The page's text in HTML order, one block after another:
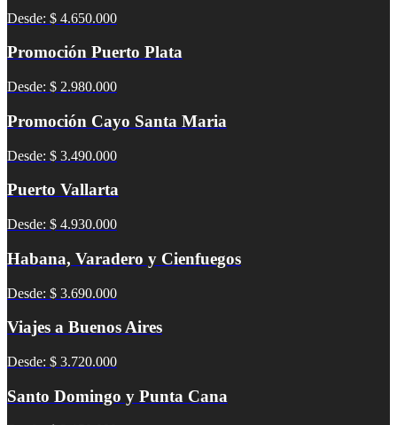
Desde: $ 4.650.000
Promoción Puerto Plata
Desde: $ 2.980.000
Promoción Cayo Santa Maria
Desde: $ 3.490.000
Puerto Vallarta
Desde: $ 4.930.000
Habana, Varadero y Cienfuegos
Desde: $ 3.690.000
Viajes a Buenos Aires
Desde: $ 3.720.000
Santo Domingo y Punta Cana